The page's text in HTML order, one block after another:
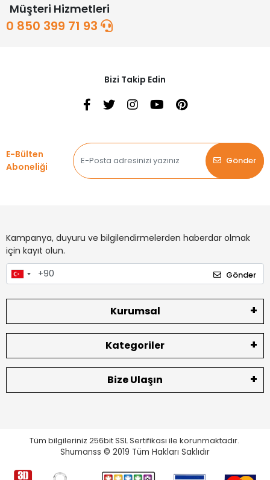
Müşteri Hizmetleri
0 850 399 71 93
Bizi Takip Edin
E-Bülten
Aboneliği
Gönder
Kampanya, duyuru ve bilgilendirmelerden haberdar olmak
için kayıt olun.
Gönder
Kurumsal
Kategoriler
Bize Ulaşın
Tüm bilgileriniz 256bit SSL Sertifikası ile korunmaktadır.
Shumanss © 2019 Tüm Hakları Saklıdır